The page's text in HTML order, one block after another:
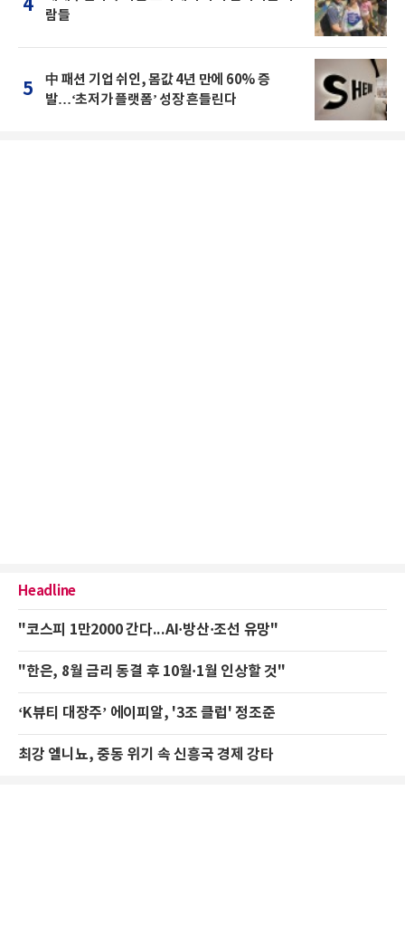
4
람들
5
中 패션 기업 쉬인, 몸값 4년 만에 60% 증
발…‘초저가 플랫폼’ 성장 흔들린다
Headline
"코스피 1만2000 간다...AI·방산·조선 유망"
"한은, 8월 금리 동결 후 10월·1월 인상할 것"
‘K뷰티 대장주’ 에이피알, '3조 클럽' 정조준
최강 엘니뇨, 중동 위기 속 신흥국 경제 강타